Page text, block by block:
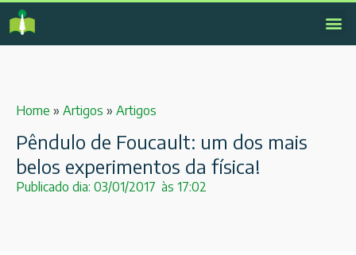
Home » Artigos » Artigos
Pêndulo de Foucault: um dos mais
belos experimentos da física!
Publicado dia: 03/01/2017 às 17:02